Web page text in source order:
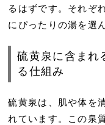
るはずです。それぞ
にぴったりの湯を選
硫黄泉に含まれ
る仕組み
硫黄泉は、肌や体を
れています。この泉